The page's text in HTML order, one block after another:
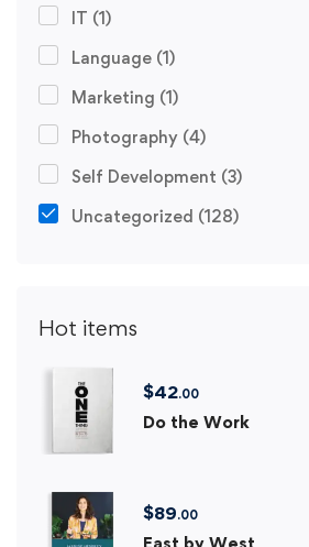
IT (1)
Language (1)
Marketing (1)
Photography (4)
Self Development (3)
Uncategorized (128)
Hot items
$42.00
Do the Work
$89.00